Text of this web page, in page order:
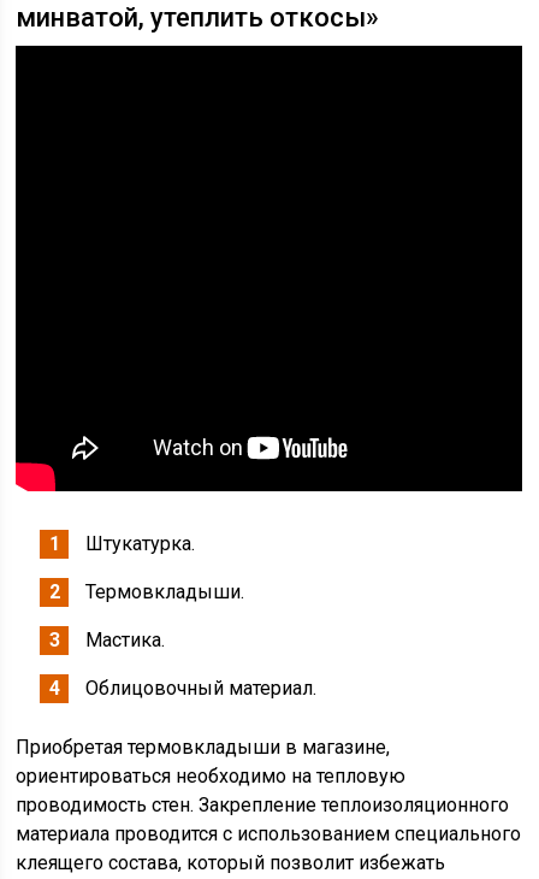
минватой, утеплить откосы»
Штукатурка.
Термовкладыши.
Мастика.
Облицовочный материал.
Приобретая термовкладыши в магазине,
ориентироваться необходимо на тепловую
проводимость стен. Закрепление теплоизоляционного
материала проводится с использованием специального
клеящего состава, который позволит избежать